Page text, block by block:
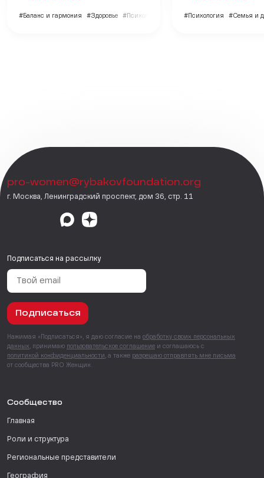
#Баланс и гармония #Здоровье #Психология #Психология #Семья и
pro-women@rybakovfoundation.org
г. Москва, Ленинградский проспект, дом 36, стр. 11
Подписаться на рассылку
Подписаться
Нажимая «Подписаться», я даю согласие на обработку своих персональных
данных , принимаю пользовательское соглашение и соглашаюсь с
политикой конфиденциальности , а также разрешаю отправлять мне письма
от сообщества PRO Женщин.
Сообщество
Главная
Роли и структура
Региональные представители
География